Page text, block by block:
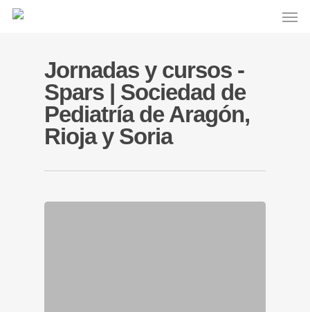
Jornadas y cursos -
Spars | Sociedad de
Pediatría de Aragón,
Rioja y Soria